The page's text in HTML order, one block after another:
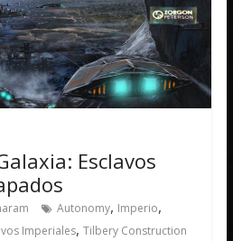
Esclavos
Autonomy, Imperio,
Imperiales,Tilbery Construction